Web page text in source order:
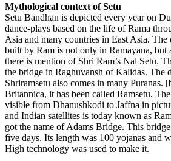
Mythological context of Setu
Setu Bandhan is depicted every year on
dance-plays based on the life of Rama
Asia and many countries in East Asia.
built by Ram is not only in Ramayana, but
there is mention of Shri Ram’s Nal Setu.
the bridge in Raghuvansh of Kalidas. The
Shriramsetu also comes in many
Britannica, it has been called Ramsetu.
visible from Dhanushkodi to Jaffna in
and Indian satellites is today known as
got the name of Adams Bridge. This
five days. Its length was 100 yojanas and
High technology was used to make it.